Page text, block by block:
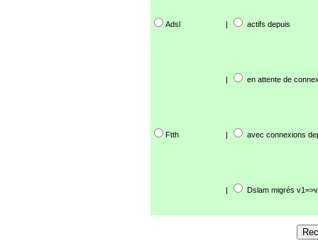
Adsl | actifs depuis
| en attente de
Ftth | avec connexions
| Dslam migrés